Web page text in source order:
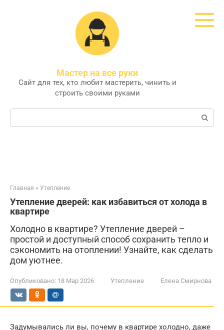
Мастер на все руки
Сайт для тех, кто любит мастерить, чинить и
строить своими руками
Поиск:
Главная » Утепление
Утепление дверей: как избавиться от холода в
квартире
Холодно в квартире? Утепление дверей –
простой и доступный способ сохранить тепло и
сэкономить на отоплении! Узнайте, как сделать
дом уютнее.
Опубликовано: 18 Мар 2026 Утепление Елена Смирнова
Задумывались ли вы, почему в квартире холодно, даже